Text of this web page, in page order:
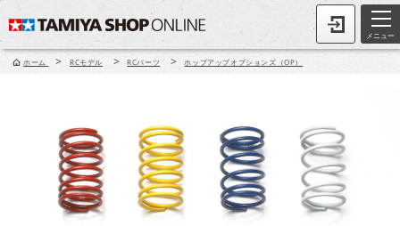
メニュー
ホーム > RCモデル > RCパーツ > ホップアップオプションズ（OP）